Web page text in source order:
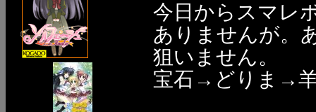
今日からスマレ
ありませんが。
狙いません。
宝石→どりま→